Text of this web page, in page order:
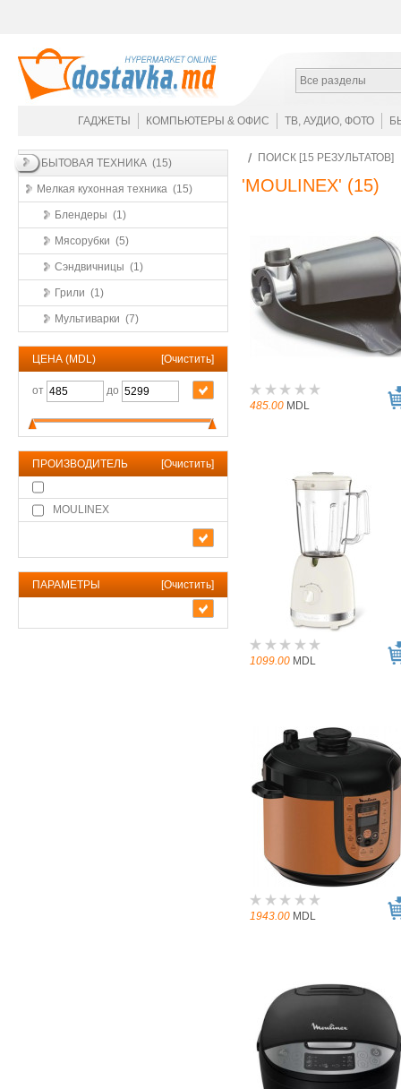
Все разделы
ГАДЖЕТЫ КОМПЬЮТЕРЫ & ОФИС ТВ, АУДИО, ФОТО
БЫТОВАЯ ТЕХНИКА (15)
Мелкая кухонная техника (15)
Блендеры (1)
Мясорубки (5)
Сэндвичницы (1)
Грили (1)
Мультиварки (7)
ЦЕНА (MDL) [Очистить]
от до
ПРОИЗВОДИТЕЛЬ [Очистить]
MOULINEX
ПАРАМЕТРЫ [Очистить]
ПОИСК [15 РЕЗУЛЬТАТОВ]
'MOULINEX' (15)
485.00 MDL
1099.00 MDL
1943.00 MDL